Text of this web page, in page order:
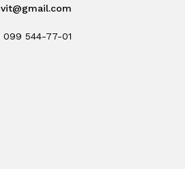
099 544-77-01